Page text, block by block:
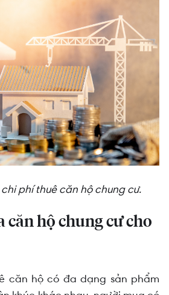
phí thuê căn hộ chung cư.
căn hộ chung cư cho
căn hộ có đa dạng sản phẩm